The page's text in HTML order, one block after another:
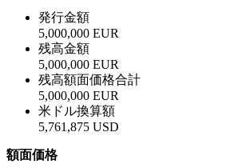
発行金額
5,000,000 EUR
残高金額
5,000,000 EUR
残高額面価格合計
5,000,000 EUR
米ドル換算額
5,761,875 USD
額面価格